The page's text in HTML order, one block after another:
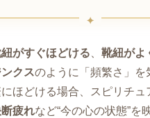
がすぐほどける 靴紐がよ
クスのように「頻繁さ」を
ほどける場合、スピリチュ
疲れなど“今の心の状態”を